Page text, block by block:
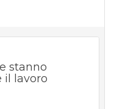
stanno
il lavoro